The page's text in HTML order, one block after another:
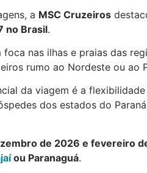
a MSC Cruzeiros
no Brasil.
nas ilhas e praias das
rumo ao Nordeste ou ao
da viagem é a
dos estados do
de 2026 e fevereiro
ou Paranaguá.